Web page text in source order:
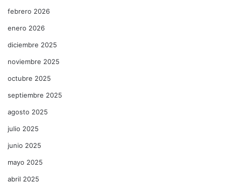
febrero 2026
enero 2026
diciembre 2025
noviembre 2025
octubre 2025
septiembre 2025
agosto 2025
julio 2025
junio 2025
mayo 2025
abril 2025